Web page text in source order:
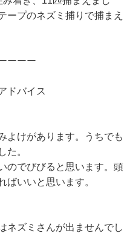
ープのネズミ捕りで捕まえ
ーーー
ドバイス
よけがあります。うちでも
た。
のでびびると思います。頭
ばいいと思います。
ネズミさんが出ませんでし